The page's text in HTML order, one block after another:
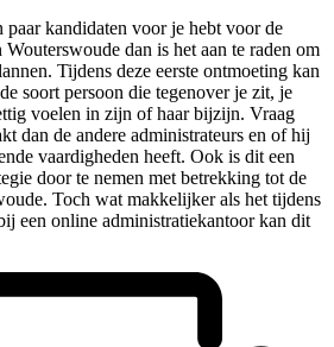
paar kandidaten voor je hebt voor de
dan is het aan te raden om
Tijdens deze eerste ontmoeting kan
soort persoon die tegenover je zit, je
voelen in zijn of haar bijzijn. Vraag
dan de andere administrateurs en of hij
vaardigheden heeft. Ook is dit een
door te nemen met betrekking tot de
Toch wat makkelijker als het tijdens
een online administratiekantoor kan dit